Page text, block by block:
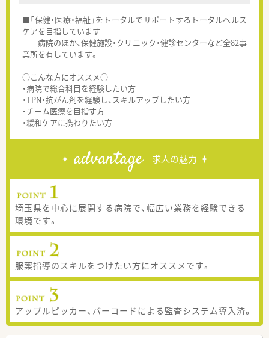
■「保健・医療・福祉」をトータルでサポートするトータルヘルス
ケアを目指しています
病院のほか、保健施設・クリニック・健診センターなど全82事
業所を有しています。
○こんな方にオススメ○
・病院で総合科目を経験したい方
・TPN・抗がん剤を経験し、スキルアップしたい方
・チーム医療を目指す方
・緩和ケアに携わりたい方
advantage 求人の魅力
埼玉県を中心に展開する病院で、幅広い業務を経験できる
環境です。
服薬指導のスキルをつけたい方にオススメです。
アップルピッカー、バーコードによる監査システム導入済。